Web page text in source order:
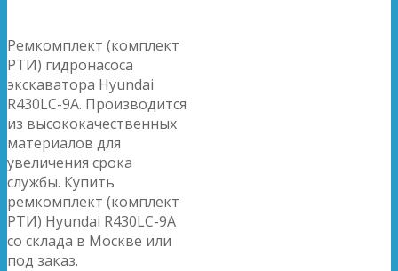
Ремкомплект (комплект
РТИ) гидронасоса
экскаватора Hyundai
R430LC-9A. Производится
из высококачественных
материалов для
увеличения срока
службы. Купить
ремкомплект (комплект
РТИ) Hyundai R430LC-9A
со склада в Москве или
под заказ.